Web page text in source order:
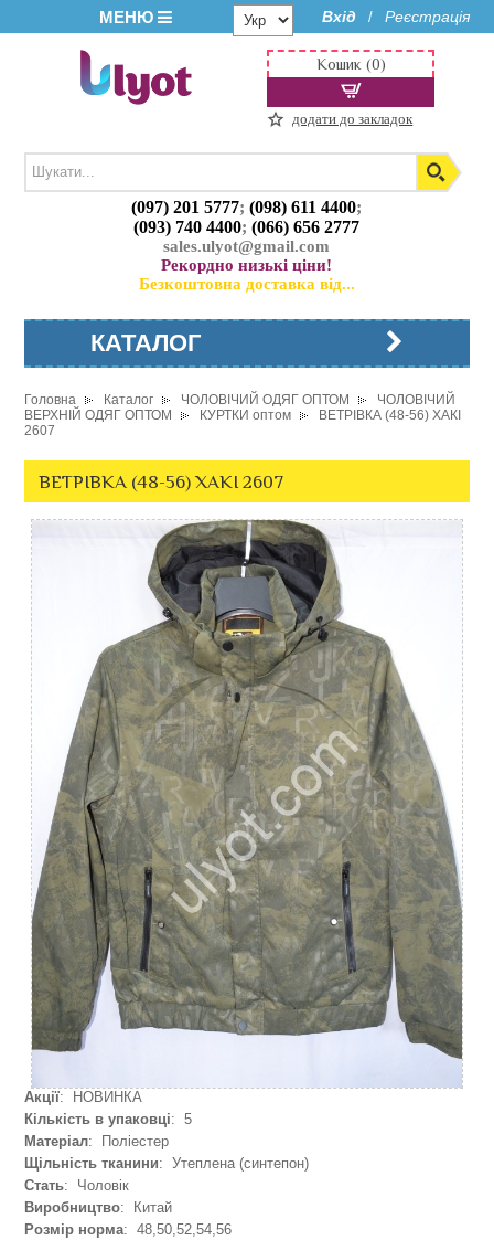
МЕНЮ Вхід / Реєстрація
(097) 201 5777;(098) 611 4400;
(093) 740 4400;(066) 656 2777
sales.ulyot@gmail.com
Рекордно низькі ціни!
Безкоштовна доставка від...
Кошик (0)
додати до закладок
КАТАЛОГ
Головна Каталог ЧОЛОВІЧИЙ ОДЯГ ОПТОМ
ЧОЛОВІЧИЙ
ВЕРХНІЙ ОДЯГ ОПТОМ
КУРТКИ оптом
ВЕТРІВКА (48-56) ХАКІ
2607
ВЕТРІВКА (48-56) ХАКІ 2607
Акції: НОВИНКА
Кількість в упаковці: 5
Матеріал: Поліестер
Щільність тканини: Утеплена (синтепон)
Стать: Чоловік
Виробництво: Китай
Розмір норма: 48,50,52,54,56